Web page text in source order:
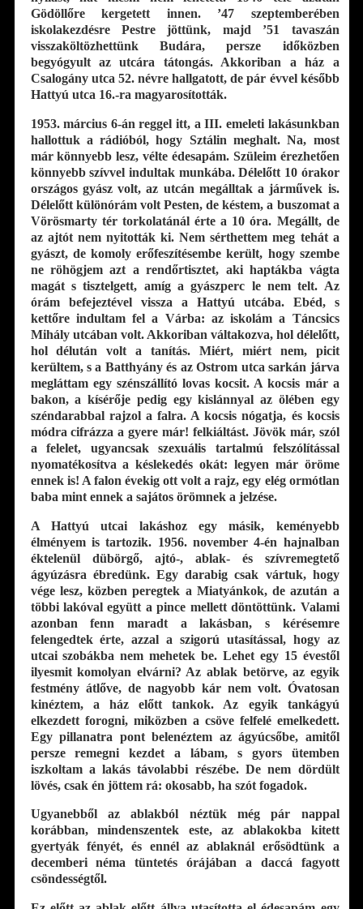
Gödöllőre kergetett innen. ’47 szeptemberében
iskolakezdésre Pestre jöttünk, majd ’51 tavaszán
visszaköltözhettünk Budára, persze időközben
begyógyult az utcára tátongás. Akkoriban a ház a
Csalogány utca 52. névre hallgatott, de pár évvel később
Hattyú utca 16.-ra magyarosították.
1953. március 6-án reggel itt, a III. emeleti lakásunkban
hallottuk a rádióból, hogy Sztálin meghalt. Na, most
már könnyebb lesz, vélte édesapám. Szüleim érezhetően
könnyebb szívvel indultak munkába. Délelőtt 10 órakor
országos gyász volt, az utcán megálltak a járművek is.
Délelőtt különórám volt Pesten, de késtem, a buszomat a
Vörösmarty tér torkolatánál érte a 10 óra. Megállt, de
az ajtót nem nyitották ki. Nem sérthettem meg tehát a
gyászt, de komoly erőfeszítésembe került, hogy szembe
ne röhögjem azt a rendőrtisztet, aki haptákba vágta
magát s tisztelgett, amíg a gyászperc le nem telt. Az
órám befejeztével vissza a Hattyú utcába. Ebéd, s
kettőre indultam fel a Várba: az iskolám a Táncsics
Mihály utcában volt. Akkoriban váltakozva, hol délelőtt,
hol délután volt a tanítás. Miért, miért nem, picit
kerültem, s a Batthyány és az Ostrom utca sarkán járva
megláttam egy szénszállító lovas kocsit. A kocsis már a
bakon, a kísérője pedig egy kislánnyal az ölében egy
széndarabbal rajzol a falra. A kocsis nógatja, és kocsis
módra cifrázza a gyere már! felkiáltást. Jövök már, szól
a felelet, ugyancsak szexuális tartalmú felszólítással
nyomatékosítva a késlekedés okát: legyen már öröme
ennek is! A falon évekig ott volt a rajz, egy elég ormótlan
baba mint ennek a sajátos örömnek a jelzése.
A Hattyú utcai lakáshoz egy másik, keményebb
élményem is tartozik. 1956. november 4-én hajnalban
éktelenül dübörgő, ajtó-, ablak- és szívremegtető
ágyúzásra ébredünk. Egy darabig csak vártuk, hogy
vége lesz, közben peregtek a Miatyánkok, de azután a
többi lakóval együtt a pince mellett döntöttünk. Valami
azonban fenn maradt a lakásban, s kérésemre
felengedtek érte, azzal a szigorú utasítással, hogy az
utcai szobákba nem mehetek be. Lehet egy 15 évestől
ilyesmit komolyan elvárni? Az ablak betörve, az egyik
festmény átlőve, de nagyobb kár nem volt. Óvatosan
kinéztem, a ház előtt tankok. Az egyik tankágyú
elkezdett forogni, miközben a csöve felfelé emelkedett.
Egy pillanatra pont belenéztem az ágyúcsőbe, amitől
persze remegni kezdet a lábam, s gyors ütemben
iszkoltam a lakás távolabbi részébe. De nem dördült
lövés, csak én jöttem rá: okosabb, ha szót fogadok.
Ugyanebből az ablakból néztük még pár nappal
korábban, mindenszentek este, az ablakokba kitett
gyertyák fényét, és ennél az ablaknál erősödtünk a
decemberi néma tüntetés órájában a daccá fagyott
csöndességtől.